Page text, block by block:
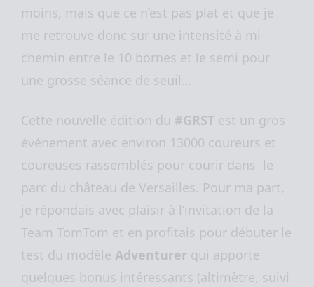
moins, mais que ce n’est pas plat et que je
me retrouve donc sur une intensité à mi-
chemin entre le 10 bornes et le semi pour
une grosse séance de seuil…
Cette nouvelle édition du #GRST est un gros
événement avec environ 13000 coureurs et
coureuses rassemblés pour courir dans le
parc du château de Versailles. Pour ma part,
je répondais avec plaisir à l’invitation de la
Team TomTom et en profitais pour débuter le
test du modèle Adventurer qui apporte
quelques bonus intéressants (altimètre, suivi